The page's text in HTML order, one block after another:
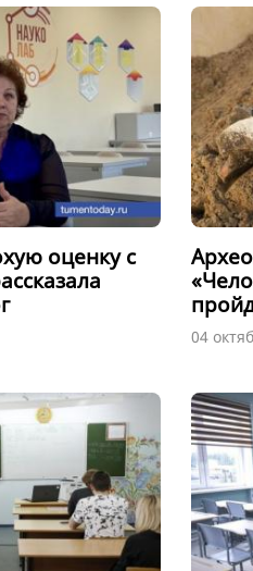
оценку с
04